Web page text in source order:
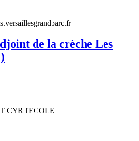
de la crèche Les
CYR l'ECOLE